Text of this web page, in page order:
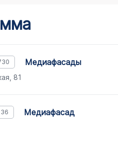
медиафасады
81
медиафасад